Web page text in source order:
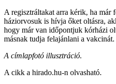
A regisztráltakat arra kérik, ha már
háziorvosuk is hívja őket oltásra,
hogy már van időpontjuk kórházi
másnak tudja felajánlani a vakcinát.
A címlapfotó illusztráció.
A cikk a hirado.hu-n olvasható.